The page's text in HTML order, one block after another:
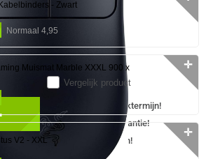
30 dagen bedenktermijn!
✓ 24 maanden garantie!
✓ Achteraf betalen!
Vergelijk product
- Zwart
Normaal 4,95
Muismat Marble XXXL 900 x
✛
V2 - XXL
✛